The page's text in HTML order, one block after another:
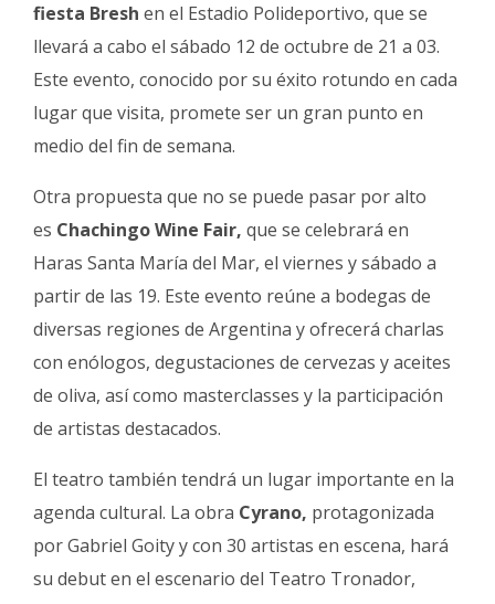
fiesta Bresh en el Estadio Polideportivo, que se
llevará a cabo el sábado 12 de octubre de 21 a 03.
Este evento, conocido por su éxito rotundo en cada
lugar que visita, promete ser un gran punto en
medio del fin de semana.
Otra propuesta que no se puede pasar por alto
es Chachingo Wine Fair, que se celebrará en
Haras Santa María del Mar, el viernes y sábado a
partir de las 19. Este evento reúne a bodegas de
diversas regiones de Argentina y ofrecerá charlas
con enólogos, degustaciones de cervezas y aceites
de oliva, así como masterclasses y la participación
de artistas destacados.
El teatro también tendrá un lugar importante en la
agenda cultural. La obra Cyrano, protagonizada
por Gabriel Goity y con 30 artistas en escena, hará
su debut en el escenario del Teatro Tronador,